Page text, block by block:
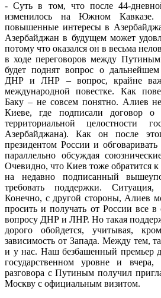
- Суть в том, что после 44-
изменилось на Южном
повышенные интересы в
Азербайджан в будущем может
потому что оказался он в весьма
в ходе переговоров между
будет поднят вопрос о
ДНР и ЛНР – вопрос, крайне
международной повестке. Как
Баку – не совсем понятно. Алиев
Киеве, где подписали договор о
территориальной целостности
Азербайджана). Как он после
президентом России и
параллельно обсуждая
Очевидно, что Киев тоже обратится
на недавно подписанный
требовать поддержки. Ситуация,
Конечно, с другой стороны, Алиев
просить и получать от России все
вопросу ДНР и ЛНР. Но такая
дорого обойдется, учитывая,
зависимость от Запада. Между тем,
и у нас. Наш безбашенный премьер
государственном уровне и
разговора с Путиным получил
Москву с официальным визитом.